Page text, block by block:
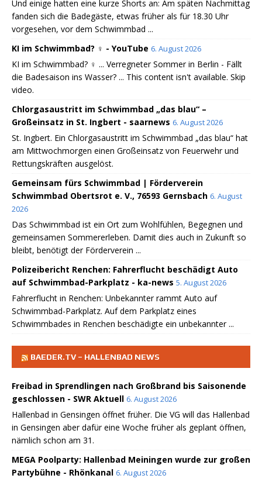
Und einige hatten eine kurze Shorts an: Am späten Nachmittag
fanden sich die Badegäste, etwas früher als für 18.30 Uhr
vorgesehen, vor dem Schwimmbad ...
KI im Schwimmbad? ‍♀️ - YouTube 6. August 2026
KI im Schwimmbad? ‍♀️ ... Verregneter Sommer in Berlin - Fällt
die Badesaison ins Wasser? ... This content isn't available. Skip
video.
Chlorgasaustritt im Schwimmbad „das blau“ –
Großeinsatz in St. Ingbert - saarnews 6. August 2026
St. Ingbert. Ein Chlorgasaustritt im Schwimmbad „das blau“ hat
am Mittwochmorgen einen Großeinsatz von Feuerwehr und
Rettungskräften ausgelöst.
Gemeinsam fürs Schwimmbad | Förderverein
Schwimmbad Obertsrot e. V., 76593 Gernsbach 6. August
2026
Das Schwimmbad ist ein Ort zum Wohlfühlen, Begegnen und
gemeinsamen Sommererleben. Damit dies auch in Zukunft so
bleibt, benötigt der Förderverein ...
Polizeibericht Renchen: Fahrerflucht beschädigt Auto
auf Schwimmbad-Parkplatz - ka-news 5. August 2026
Fahrerflucht in Renchen: Unbekannter rammt Auto auf
Schwimmbad-Parkplatz. Auf dem Parkplatz eines
Schwimmbades in Renchen beschädigte ein unbekannter ...
BAEDER.TV – HALLENBAD NEWS
Freibad in Sprendlingen nach Großbrand bis Saisonende
geschlossen - SWR Aktuell 6. August 2026
Hallenbad in Gensingen öffnet früher. Die VG will das Hallenbad
in Gensingen aber dafür eine Woche früher als geplant öffnen,
nämlich schon am 31.
MEGA Poolparty: Hallenbad Meiningen wurde zur großen
Partybühne - Rhönkanal 6. August 2026